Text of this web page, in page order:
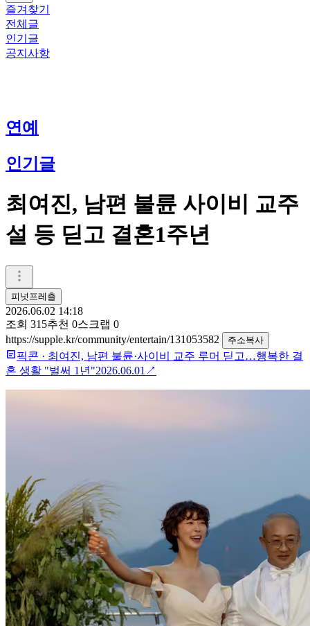
즐겨찾기
전체글
인기글
공지사항
연예
인기글
최여진, 남편 불륜 사이비 교주
설 등 딛고 결혼1주년
피넛프레츨
2026.06.02 14:18
조회 315추천 0스크랩 0
https://supple.kr/community/entertain/131053582
주소복사
픽콘 · 최여진, 남편 불륜·사이비 교주 루머 딛고…행복한 결
혼 생활 "벌써 1년"2026.06.01 ↗